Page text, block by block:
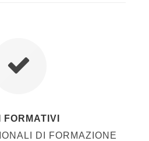
FORMATIVI
DI FORMAZIONE